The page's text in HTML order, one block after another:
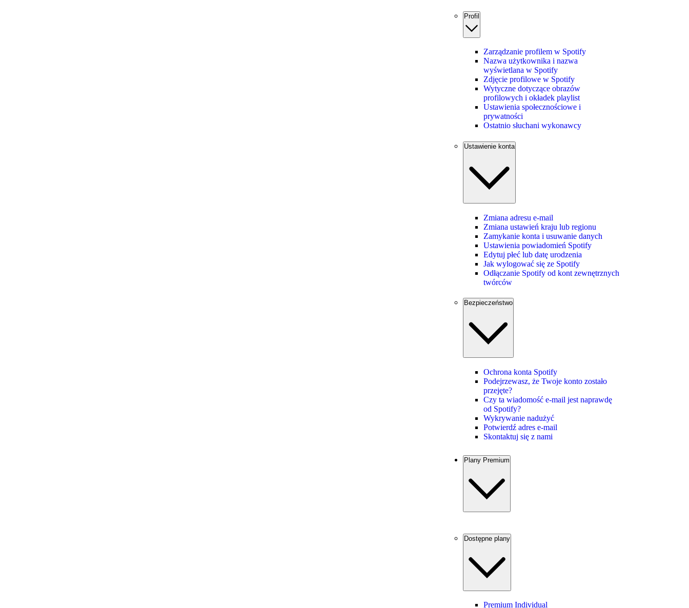
Profil
Zarządzanie profilem w Spotify
Nazwa użytkownika i nazwa
wyświetlana w Spotify
Zdjęcie profilowe w Spotify
Wytyczne dotyczące obrazów
profilowych i okładek playlist
Ustawienia społecznościowe i
prywatności
Ostatnio słuchani wykonawcy
Ustawienie konta
Zmiana adresu e-mail
Zmiana ustawień kraju lub regionu
Zamykanie konta i usuwanie danych
Ustawienia powiadomień Spotify
Edytuj płeć lub datę urodzenia
Jak wylogować się ze Spotify
Odłączanie Spotify od kont zewnętrznych
twórców
Bezpieczeństwo
Ochrona konta Spotify
Podejrzewasz, że Twoje konto zostało
przejęte?
Czy ta wiadomość e-mail jest naprawdę
od Spotify?
Wykrywanie nadużyć
Potwierdź adres e-mail
Skontaktuj się z nami
Plany Premium
Dostępne plany
Premium Individual